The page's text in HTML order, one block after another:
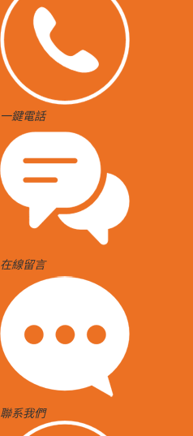
一鍵電話
在線留言
聯系我們